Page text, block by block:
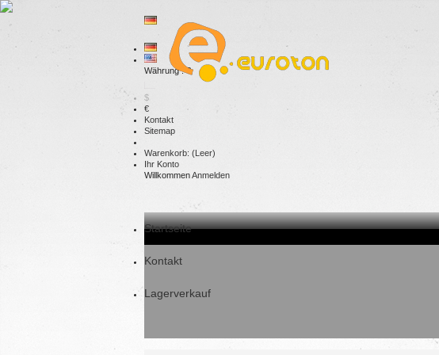
Währung : €
$
€
Kontakt
Sitemap
Warenkorb: (Leer)
Ihr Konto
WillkommenAnmelden
Startseite
Kontakt
Lagerverkauf